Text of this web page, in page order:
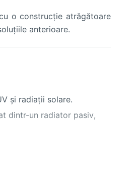
o construcţie atrăgătoare
anterioare.
şi radiaţii solare.
dintr-un radiator pasiv,
cu normativele